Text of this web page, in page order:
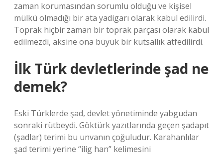
zaman korumasından sorumlu olduğu ve kişisel
mülkü olmadığı bir ata yadigarı olarak kabul edilirdi.
Toprak hiçbir zaman bir toprak parçası olarak kabul
edilmezdi, aksine ona büyük bir kutsallık atfedilirdi.
İlk Türk devletlerinde şad ne
demek?
Eski Türklerde şad, devlet yönetiminde yabgudan
sonraki rütbeydi. Göktürk yazıtlarında geçen şadapıt
(şadlar) terimi bu unvanın çoğuludur. Karahanlılar
şad terimi yerine “ilig han” kelimesini